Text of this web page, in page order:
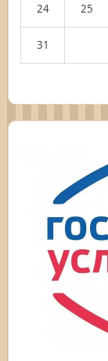
24 25
31